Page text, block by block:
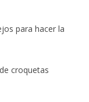
para hacer la
croquetas